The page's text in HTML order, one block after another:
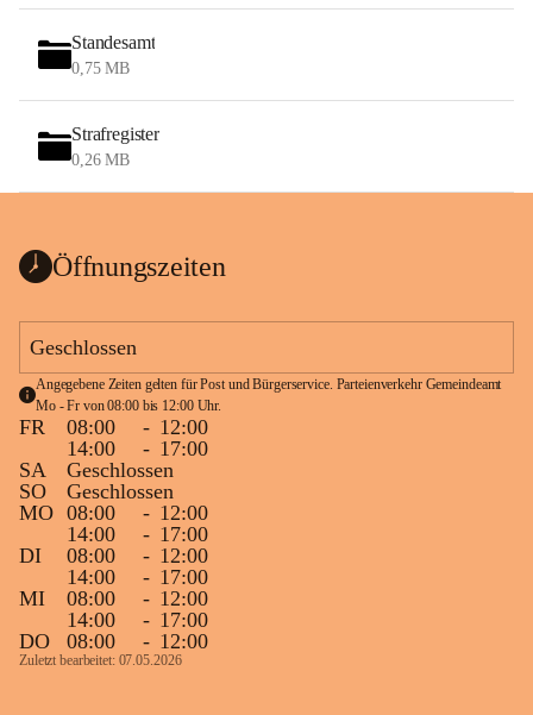
Standesamt
0,75 MB
Strafregister
0,26 MB
Öffnungszeiten
Geschlossen
Angegebene Zeiten gelten für Post und Bürgerservice. Parteienverkehr Gemeindeamt
Mo - Fr von 08:00 bis 12:00 Uhr.
FR 08:00 - 12:00
14:00
- 17:00
SA
Geschlossen
SO
Geschlossen
MO 08:00 - 12:00
14:00
- 17:00
DI
08:00 - 12:00
14:00
- 17:00
MI
08:00 - 12:00
14:00
- 17:00
DO
08:00 - 12:00
Zuletzt bearbeitet: 07.05.2026